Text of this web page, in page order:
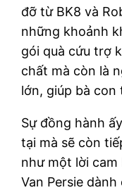
đỡ từ BK8 và
những khoảnh
gói quà cứu trợ
chất mà còn là
lớn, giúp bà
Sự đồng hành
tại mà sẽ còn
như một lời cam
Van Persie